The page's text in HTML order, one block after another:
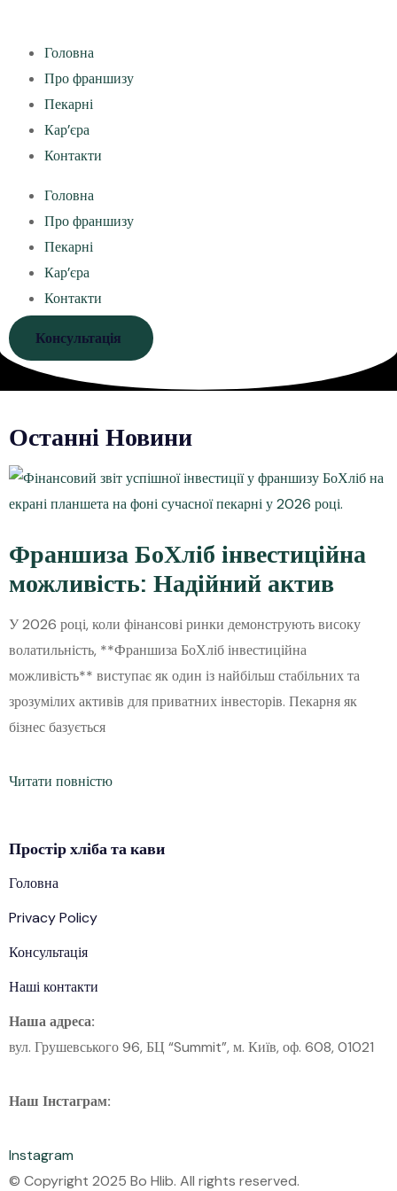
Головна
Про франшизу
Пекарні
Кар’єра
Контакти
Головна
Про франшизу
Пекарні
Кар’єра
Контакти
Консультація
Останні Новини
Франшиза БоХліб інвестиційна
можливість: Надійний актив
У 2026 році, коли фінансові ринки демонструють високу
волатильність, **Франшиза БоХліб інвестиційна
можливість** виступає як один із найбільш стабільних та
зрозумілих активів для приватних інвесторів. Пекарня як
бізнес базується
Читати повністю
Простірхлібата кави
Головна
Privacy Policy
Консультація
Наші контакти
Наша адреса:
вул. Грушевського 96, БЦ “Summit”, м. Київ, оф. 608, 01021
Наш Інстаграм:
Instagram
© Copyright 2025 Bo Hlib. All rights reserved.